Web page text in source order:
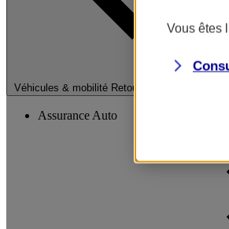
Véhicules & mobilité Retour à la section
Assurance Auto
Vous êtes